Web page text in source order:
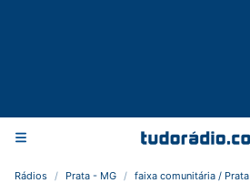
Rádios Prata - MG faixa comunitária / Prata